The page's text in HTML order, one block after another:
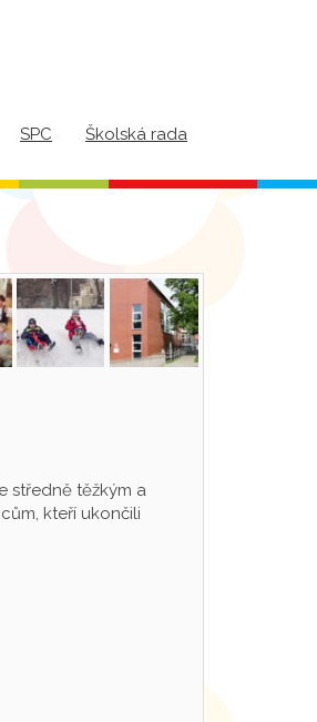
SPC Školská rada
středně těžkým a
kteří ukončili